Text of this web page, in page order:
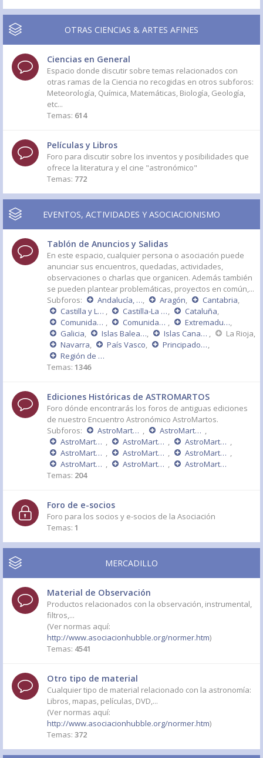
OTRAS CIENCIAS & ARTES AFINES
Ciencias en General
Espacio donde discutir sobre temas relacionados con
otras ramas de la Ciencia no recogidas en otros subforos:
Meteorología, Química, Matemáticas, Biología, Geología,
etc...
Temas: 614
Películas y Libros
Foro para discutir sobre los inventos y posibilidades que
ofrece la literatura y el cine "astronómico"
Temas: 772
EVENTOS, ACTIVIDADES Y ASOCIACIONISMO
Tablón de Anuncios y Salidas
En este espacio, cualquier persona o asociación puede
anunciar sus encuentros, quedadas, actividades,
observaciones o charlas que organicen. Además también
se pueden plantear problemáticas, proyectos en común,...
Subforos:
Andalucía, Ceuta y Melilla , Aragón, Cantabria,
Castilla y León
, Castilla-La Mancha , Cataluña,
Comunidad de Madrid
, Comunidad Valenciana , Extremadura
,
Galicia, Islas Baleares , Islas Canarias , La Rioja,
Navarra, País Vasco, Principado de Asturias
,
Región de Murcia
Temas: 1346
Ediciones Históricas de ASTROMARTOS
Foro dónde encontrarás los foros de antiguas ediciones
de nuestro Encuentro Astronómico AstroMartos.
Subforos:
AstroMartos 2015 , AstroMartos 2014
,
AstroMartos 2013
, AstroMartos 2011 - DÉCIMO ANIVERSARIO , AstroMartos 2010
,
AstroMartos 2009
, AstroMartos 2008 , AstroMartos 2007
,
AstroMartos 2006
, AstroMartos 2005 ,
AstroMartos 2004
Temas: 204
Foro de e-socios
Foro para los socios y e-socios de la Asociación
Temas: 1
MERCADILLO
Material de Observación
Productos relacionados con la observación, instrumental,
filtros,...
(Ver normas aquí:
http://www.asociacionhubble.org/normer.htm)
Temas: 4541
Otro tipo de material
Cualquier tipo de material relacionado con la astronomía:
Libros, mapas, películas, DVD,...
(Ver normas aquí:
http://www.asociacionhubble.org/normer.htm)
Temas: 372